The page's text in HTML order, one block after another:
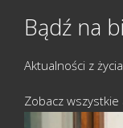
Bądź na
Aktualności z
Zobacz wszystkie